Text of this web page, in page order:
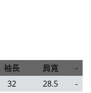
袖長 肩寬
-
32 28.5
-